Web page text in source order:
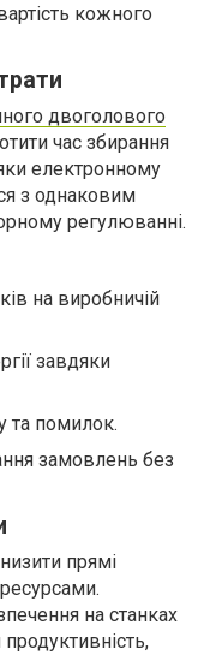
кожного
двоголового
час збирання
електронному
з однаковим
регулюванні.
на виробничій
завдяки
та помилок.
замовлень без
прямі
на станках